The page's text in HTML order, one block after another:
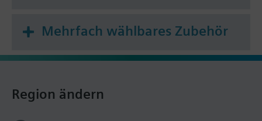
Mehrfach wählbares Zubehör
Region ändern